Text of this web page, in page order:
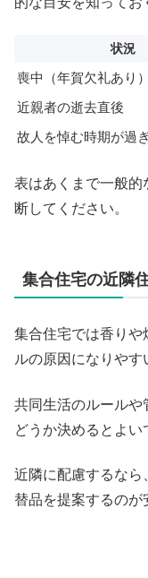
状況
喪中（年賀欠礼あり）
近親者の逝去直後
故人を悼む時期が過
表はあくまで一般的
断してください。
集合住宅の近隣
集合住宅では香りや
ルの原因になりやす
共同生活のルールや
どうか決めるとよい
近隣に配慮するなら
替品を提案するのが